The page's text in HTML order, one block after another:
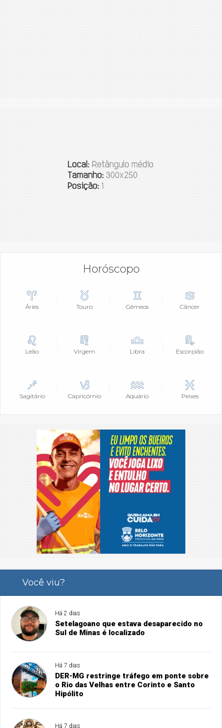
Horóscopo
Áries Touro Gêmeos Câncer
Leão Virgem Libra Escorpião
Sagitário Capricórnio Aquário Peixes
Você viu?
Há 2 dias
Setelagoano que estava desaparecido no
Sul de Minas é localizado
Há 7 dias
DER-MG restringe tráfego em ponte sobre
o Rio das Velhas entre Corinto e Santo
Hipólito
Há 7 dias